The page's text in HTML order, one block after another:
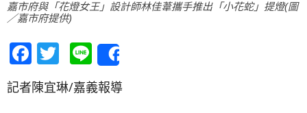
嘉市府與「花燈女王」設計師林佳葦攜手推出「小花蛇」提燈(圖
／嘉市府提供)
Facebook
Twitter
Line
記者陳宜琳/嘉義報導